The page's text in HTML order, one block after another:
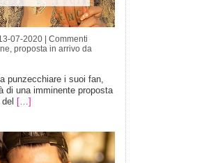
07-2020 | Commenti
proposta in arrivo da
punzecchiare i suoi fan,
di una imminente proposta
[…]